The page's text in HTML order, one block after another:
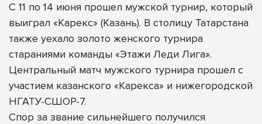
С 11 по 14 июня прошел мужской турнир, который
выиграл «Карекс» (Казань). В столицу Татарстана
также уехало золото женского турнира
стараниями команды «Этажи Леди Лига».
Центральный матч мужского турнира прошел с
участием казанского «Карекса» и нижегородской
НГАТУ-СШОР-7.
Спор за звание сильнейшего получился